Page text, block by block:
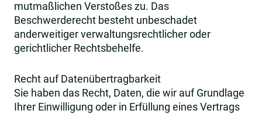
mutmaßlichen Verstoßes zu. Das
Beschwerderecht besteht unbeschadet
anderweitiger verwaltungsrechtlicher oder
gerichtlicher Rechtsbehelfe.
Recht auf Daten­übertrag­barkeit
Sie haben das Recht, Daten, die wir auf Grundlage
Ihrer Einwilligung oder in Erfüllung eines Vertrags